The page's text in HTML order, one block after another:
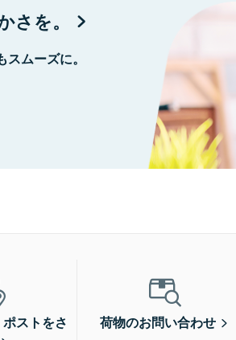
さを。
ムーズに。
ストをさ
荷物のお問い合わせ